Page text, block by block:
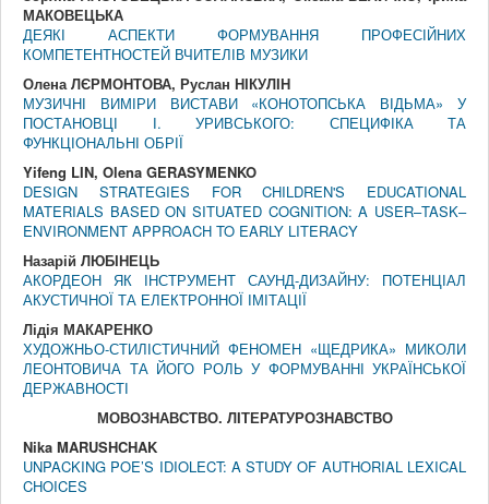
МАКОВЕЦЬКА
ДЕЯКІ АСПЕКТИ ФОРМУВАННЯ ПРОФЕСІЙНИХ
КОМПЕТЕНТНОСТЕЙ ВЧИТЕЛІВ МУЗИКИ
Олена ЛЄРМОНТОВА, Руслан НІКУЛІН
МУЗИЧНІ ВИМІРИ ВИСТАВИ «КОНОТОПСЬКА ВІДЬМА» У
ПОСТАНОВЦІ І. УРИВСЬКОГО: СПЕЦИФІКА ТА
ФУНКЦІОНАЛЬНІ ОБРІЇ
Yifeng LIN, Olena GERASYMENKO
DESIGN STRATEGIES FOR CHILDREN'S EDUCATIONAL
MATERIALS BASED ON SITUATED COGNITION: A USER–TASK–
ENVIRONMENT APPROACH TO EARLY LITERACY
Назарій ЛЮБІНЕЦЬ
АКОРДЕОН ЯК ІНСТРУМЕНТ САУНД-ДИЗАЙНУ: ПОТЕНЦІАЛ
АКУСТИЧНОЇ ТА ЕЛЕКТРОННОЇ ІМІТАЦІЇ
Лідія МАКАРЕНКО
ХУДОЖНЬО-СТИЛІСТИЧНИЙ ФЕНОМЕН «ЩЕДРИКА» МИКОЛИ
ЛЕОНТОВИЧА ТА ЙОГО РОЛЬ У ФОРМУВАННІ УКРАЇНСЬКОЇ
ДЕРЖАВНОСТІ
МОВОЗНАВСТВО. ЛIТЕРАТУРОЗНАВСТВО
Nika MARUSHCHAK
UNPACKING POE’S IDIOLECT: A STUDY OF AUTHORIAL LEXICAL
CHOICES